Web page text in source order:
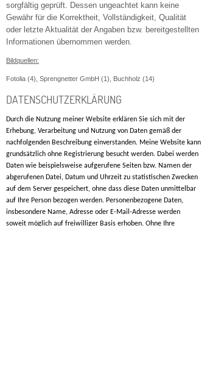
sorgfältig geprüft. Dessen ungeachtet kann keine
Gewähr für die Korrektheit, Vollständigkeit, Qualität
oder letzte Aktualität der Angaben bzw. bereitgestellten
Informationen übernommen werden.
Bildquellen:
Fotolia (4), Sprengnetter GmbH (1), Buchholz (14)
DATENSCHUTZERKLÄRUNG
Durch die Nutzung meiner Website erklären Sie sich mit der
Erhebung, Verarbeitung und Nutzung von Daten gemäß der
nachfolgenden Beschreibung einverstanden. Meine Website kann
grundsätzlich ohne Registrierung besucht werden. Dabei werden
Daten wie beispielsweise aufgerufene Seiten bzw. Namen der
abgerufenen Datei, Datum und Uhrzeit zu statistischen Zwecken
auf dem Server gespeichert, ohne dass diese Daten unmittelbar
auf Ihre Person bezogen werden. Personenbezogene Daten,
insbesondere Name, Adresse oder E-Mail-Adresse werden
soweit möglich auf freiwilliger Basis erhoben. Ohne Ihre